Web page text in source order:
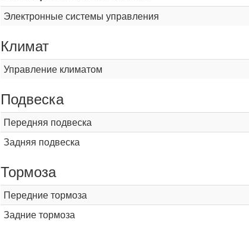
Электронные системы управления
Климат
Управление климатом
Подвеска
Передняя подвеска
Задняя подвеска
Тормоза
Передние тормоза
Задние тормоза